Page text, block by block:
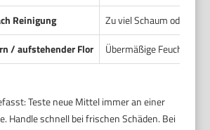
Reinigung
Zu viel Schaum oder
/ aufstehender Flor
Übermäßige
Teste neue Mittel immer an einer
Handle schnell bei frischen Schäden. Bei